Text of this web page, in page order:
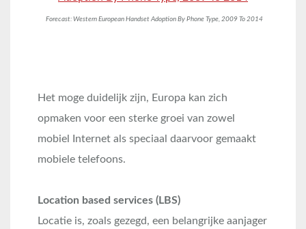
Forecast: Western European Handset Adoption By Phone Type, 2009 To 2014
Het moge duidelijk zijn, Europa kan zich
opmaken voor een sterke groei van zowel
mobiel Internet als speciaal daarvoor gemaakt
mobiele telefoons.
Location based services (LBS)
Locatie is, zoals gezegd, een belangrijke aanjager